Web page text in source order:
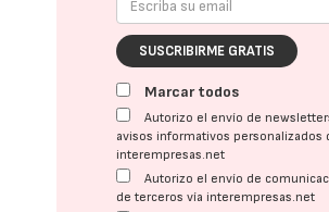
SUSCRIBIRME GRATIS
Marcar todos
Autorizo el envío de
avisos informativos personalizados
interempresas.net
Autorizo el envío de
de terceros vía interempresas.net